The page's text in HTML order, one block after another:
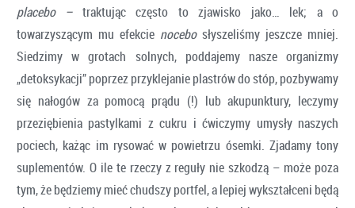
placebo – traktując często to zjawisko jako… lek; a o
towarzyszącym mu efekcie nocebo słyszeliśmy jeszcze mniej.
Siedzimy w grotach solnych, poddajemy nasze organizmy
„detoksykacji” poprzez przyklejanie plastrów do stóp, pozbywamy
się nałogów za pomocą prądu (!) lub akupunktury, leczymy
przeziębienia pastylkami z cukru i ćwiczymy umysły naszych
pociech, każąc im rysować w powietrzu ósemki. Zjadamy tony
suplementów. O ile te rzeczy z reguły nie szkodzą – może poza
tym, że będziemy mieć chudszy portfel, a lepiej wykształceni będą